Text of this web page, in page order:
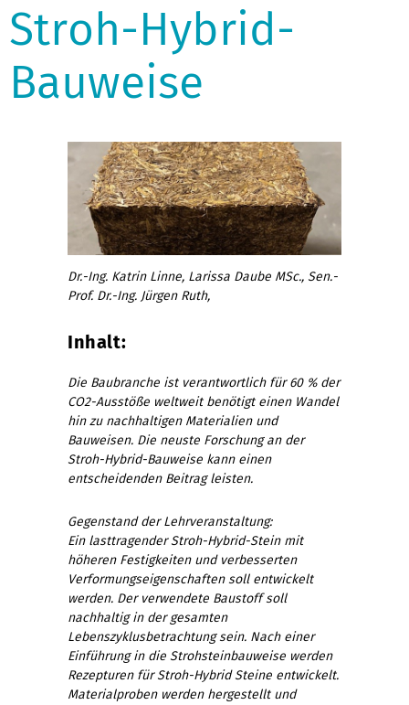
Stroh-Hybrid-
Bauweise
Dr.-Ing. Katrin Linne, Larissa Daube MSc., Sen.-
Prof. Dr.-Ing. Jürgen Ruth,
Inhalt:
Die Baubranche ist verantwortlich für 60 % der
CO2-Ausstöße weltweit benötigt einen Wandel
hin zu nachhaltigen Materialien und
Bauweisen. Die neuste Forschung an der
Stroh-Hybrid-Bauweise kann einen
entscheidenden Beitrag leisten.
Gegenstand der Lehrveranstaltung:
Ein lasttragender Stroh-Hybrid-Stein mit
höheren Festigkeiten und verbesserten
Verformungseigenschaften soll entwickelt
werden. Der verwendete Baustoff soll
nachhaltig in der gesamten
Lebenszyklusbetrachtung sein. Nach einer
Einführung in die Strohsteinbauweise werden
Rezepturen für Stroh-Hybrid Steine entwickelt.
Materialproben werden hergestellt und